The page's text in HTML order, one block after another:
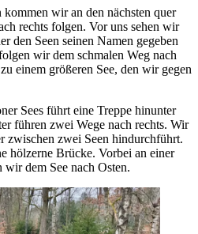
wir an den nächsten quer
rechts folgen. Vor uns sehen wir
den Seen seinen Namen gegeben
wir dem schmalen Weg nach
einem größeren See, den wir gegen
Sees führt eine Treppe hinunter
führen zwei Wege nach rechts. Wir
zwischen zwei Seen hindurchführt.
hölzerne Brücke. Vorbei an einer
dem See nach Osten.